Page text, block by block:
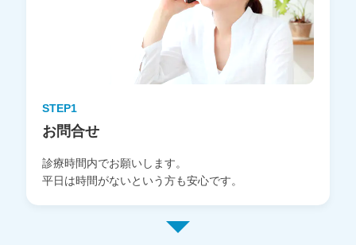
STEP1
お問合せ
診療時間内でお願いします。
平日は時間がないという方も安心です。